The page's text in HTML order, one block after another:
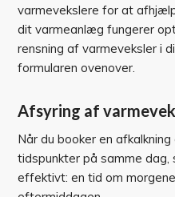
varmevekslere for at
dit varmeanlæg fungerer
rensning af varmeveksler i
formularen ovenover.
Afsyring af
Når du booker en
tidspunkter på samme dag,
effektivt: en tid om